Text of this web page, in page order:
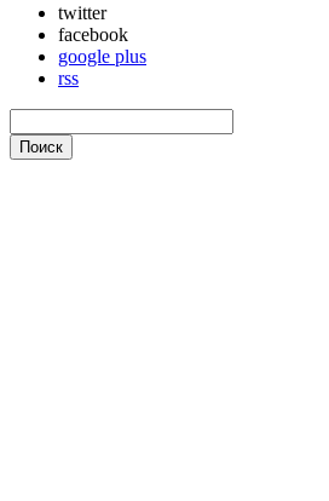
twitter
facebook
google plus
rss